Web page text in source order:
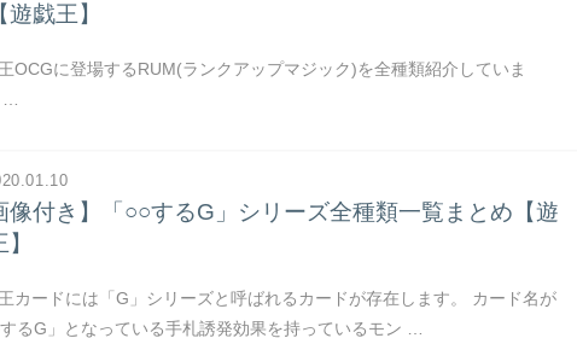
遊戯王】
OCGに登場するRUM(ランクアップマジック)を全種類紹介していま
像付き】「○○するG」シリーズ全種類一覧まとめ【遊
カードには「G」シリーズと呼ばれるカードが存在します。 カード名が
するG」となっている手札誘発効果を持っているモン …